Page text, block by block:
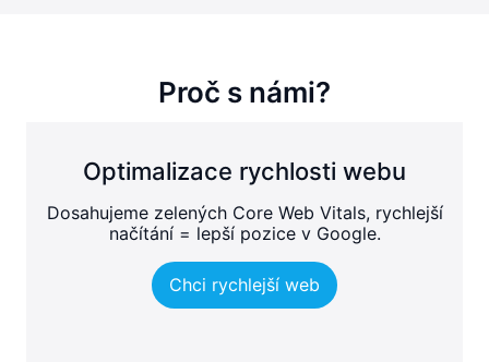
Proč s námi?
Optimalizace rychlosti webu
Dosahujeme zelených Core Web Vitals, rychlejší
načítání = lepší pozice v Google.
Chci rychlejší web